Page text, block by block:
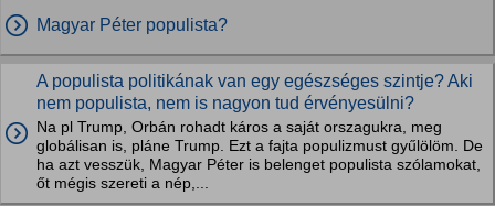
Magyar Péter populista?
A populista politikának van egy egészséges szintje? Aki
nem populista, nem is nagyon tud érvényesülni?
Na pl Trump, Orbán rohadt káros a saját orszagukra, meg
globálisan is, pláne Trump. Ezt a fajta populizmust gyűlölöm. De
ha azt vesszük, Magyar Péter is belenget populista szólamokat,
őt mégis szereti a nép,...